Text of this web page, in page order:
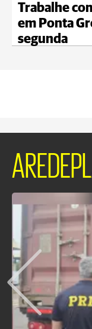
Trabalhe
em Ponta
segunda